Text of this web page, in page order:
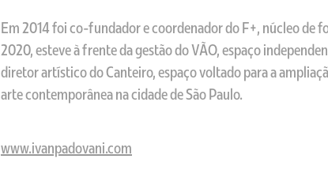
Em 2014 foi co-fundador e coordenador do F+, núcleo de
2020, esteve à frente da gestão do VÃO, espaço
diretor artístico do Canteiro, espaço voltado para a
arte contemporânea na cidade de São Paulo.
www.ivanpadovani.com